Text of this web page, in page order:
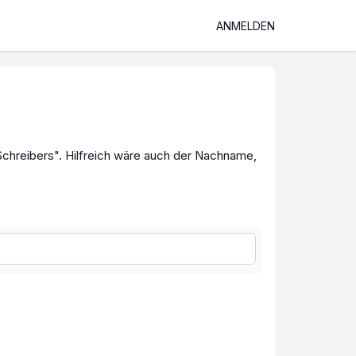
ANMELDEN
Hilfreich wäre auch der Nachname,